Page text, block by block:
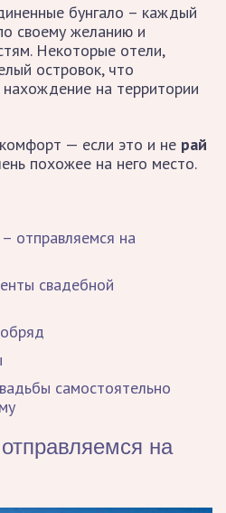
бунгало – каждый
своему желанию и
Некоторые отели,
островок, что
на территории
— если это и не рай
похожее на него место.
отправляемся на
свадебной
самостоятельно
на